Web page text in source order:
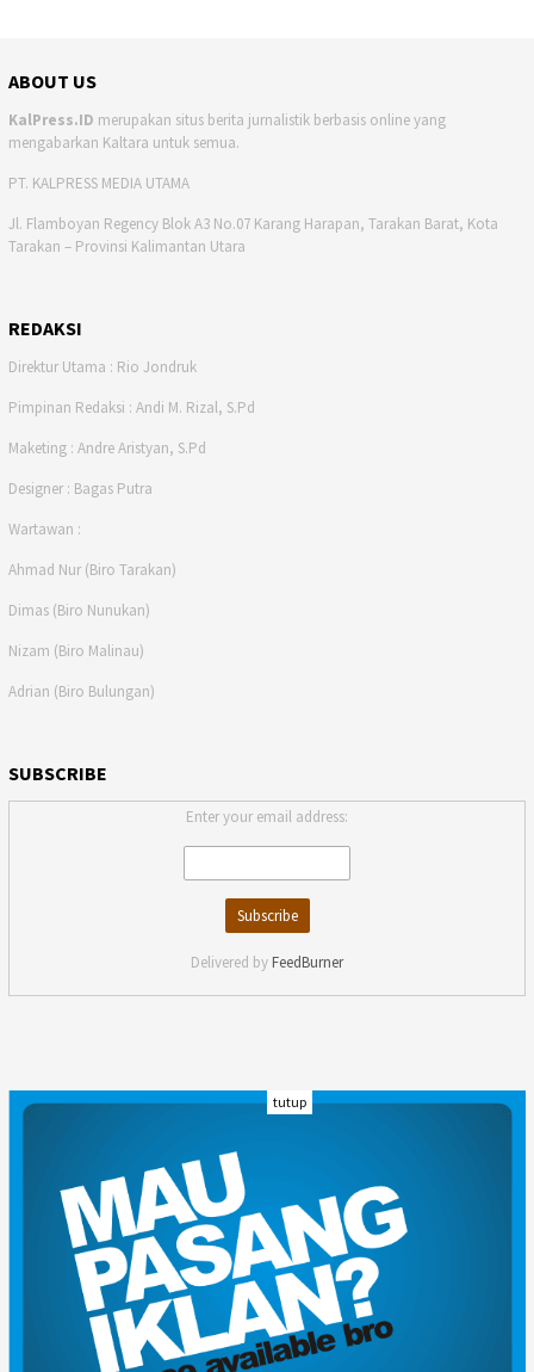
ABOUT US
KalPress.ID merupakan situs berita jurnalistik berbasis online yang
mengabarkan Kaltara untuk semua.
PT. KALPRESS MEDIA UTAMA
Jl. Flamboyan Regency Blok A3 No.07 Karang Harapan, Tarakan Barat, Kota
Tarakan – Provinsi Kalimantan Utara
REDAKSI
Direktur Utama : Rio Jondruk
Pimpinan Redaksi : Andi M. Rizal, S.Pd
Maketing : Andre Aristyan, S.Pd
Designer : Bagas Putra
Wartawan :
Ahmad Nur (Biro Tarakan)
Dimas (Biro Nunukan)
Nizam (Biro Malinau)
Adrian (Biro Bulungan)
SUBSCRIBE
Enter your email address:
Delivered by FeedBurner
INDEKS
KARIR
REDAKSI
PRIVACY POLICY
DISCLAIMER
TENTANG KAMI
KONTAK KAMI
FORM PENGADUAN
PEDOMAN MEDIA SIBER
tutup